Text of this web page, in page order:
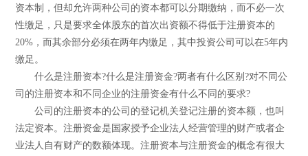
资本制，但却允许两种公司的资本都可以分期缴纳，而不必一次
性缴足，只是要求全体股东的首次出资额不得低于注册资本的
20%，而其余部分必须在两年内缴足，其中投资公司可以在5年内
缴足。
什么是注册资本?什么是注册资金?两者有什么区别?对不同公
司的注册资本和不同企业的注册资金有什么不同的要求?
公司的注册资本的公司的登记机关登记注册的资本额，也叫
法定资本。注册资金是国家授予企业法人经营管理的财产或者企
业法人自有财产的数额体现。注册资本与注册资金的概念有很大